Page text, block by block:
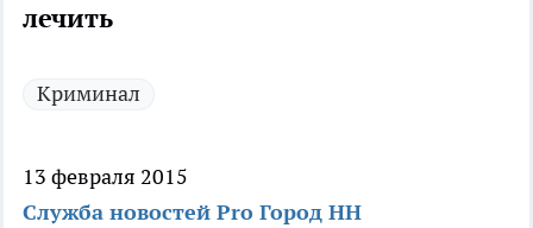
лечить
Криминал
13 февраля 2015
Служба новостей Pro Город НН